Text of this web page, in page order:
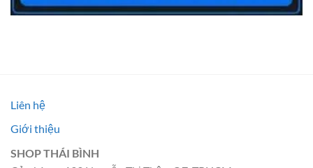
Liên hệ
Giới thiệu
SHOP THÁI BÌNH